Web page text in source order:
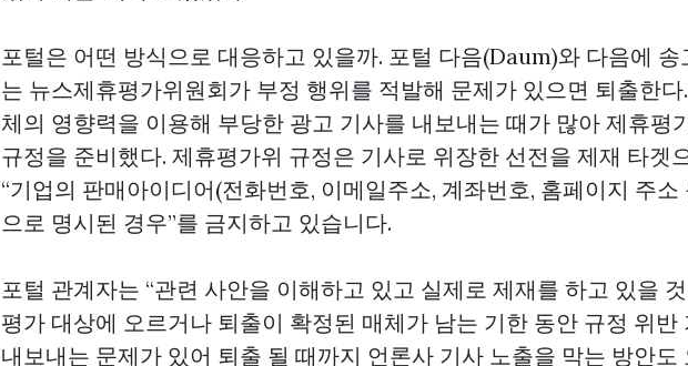
포털은 어떤 방식으로 대응하고 있을까. 포털 다음(Daum)와 다음에
는 뉴스제휴평가위원회가 부정 행위를 적발해 문제가 있으면 퇴출한다
체의 영향력을 이용해 부당한 광고 기사를 내보내는 때가 많아 제휴평
규정을 준비했다. 제휴평가위 규정은 기사로 위장한 선전을 제재 타겟
“기업의 판매아이디어(전화번호, 이메일주소, 계좌번호, 홈페이지 주소
으로 명시된 경우”를 금지하고 있습니다.
포털 관계자는 “관련 사안을 이해하고 있고 실제로 제재를 하고 있을 것
평가 대상에 오르거나 퇴출이 확정된 매체가 남는 기한 동안 규정 위반
내보내는 문제가 있어 퇴출 될 때까지 언론사 기사 노출을 막는 방안도